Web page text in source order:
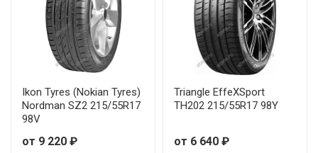
Ikon Tyres (Nokian Tyres)
Nordman SZ2 215/55R17
98V
от 9 220 ₽
Triangle EffeXSport
TH202 215/55R17 98Y
от 6 640 ₽